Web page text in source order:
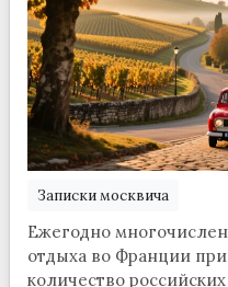
Записки москвича
Ежегодно
отдыха во Франции
количество